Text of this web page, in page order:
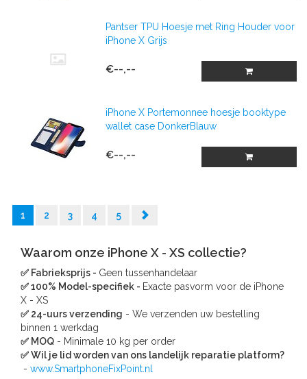
Pantser TPU Hoesje met Ring Houder voor
iPhone X Grijs
€--,--
iPhone X Portemonnee hoesje booktype
wallet case DonkerBlauw
€--,--
1 2 3 4 5
Waarom onze iPhone X - XS collectie?
✅ Fabrieksprijs - Geen tussenhandelaar
✅ 100% Model-specifiek - Exacte pasvorm voor de iPhone
X - XS
✅ 24-uurs verzending - We verzenden uw bestelling
binnen 1 werkdag
✅ MOQ - Minimale 10 kg per order
✅ Wil je lid worden van ons landelijk reparatie platform?
- www.SmartphoneFixPoint.nl